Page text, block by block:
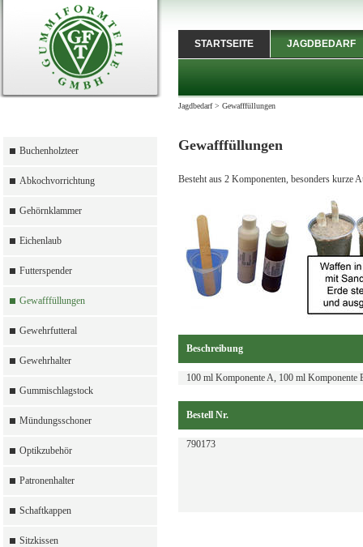
Buchenholzteer
Abkochvorrichtung
Gehörnklammer
Eichenlaub
Futterspender
Gewafffüllungen
Gewehrfutteral
Gewehrhalter
Gummischlagstock
Mündungsschoner
Optikzubehör
Patronenhalter
Schaftkappen
Sitzkissen
STARTSEITE JAGDBEDARF
Jagdbedarf> Gewafffüllungen
Gewafffüllungen
Besteht aus 2 Komponenten, besonders kurze
Beschreibung
100 ml Komponente A, 100 ml Komponente
Bestell Nr.
790173